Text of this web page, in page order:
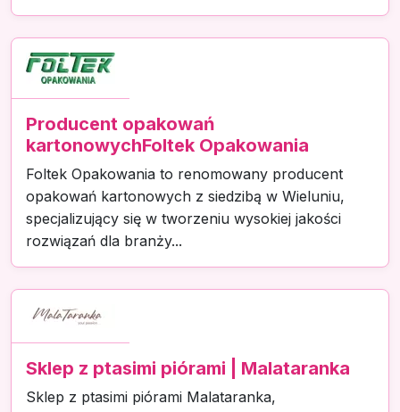
Producent opakowań
kartonowychFoltek Opakowania
Foltek Opakowania to renomowany producent
opakowań kartonowych z siedzibą w Wieluniu,
specjalizujący się w tworzeniu wysokiej jakości
rozwiązań dla branży...
Sklep z ptasimi piórami | Malataranka
Sklep z ptasimi piórami Malataranka,